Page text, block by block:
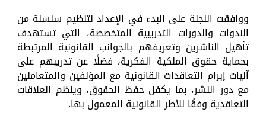
ووافقت اللجنة على البدء في الإعداد لتنظيم سلسلة من
الندوات والدورات التدريبية المتخصصة، التي تستهدف
تأهيل الناشرين وتعريفهم بالجوانب القانونية المرتبطة
بحماية حقوق الملكية الفكرية، فضلًا عن تدريبهم على
آليات إبرام التعاقدات القانونية مع المؤلفين والمتعاملين
مع دور النشر، بما يكفل حفظ الحقوق، وينظم العلاقات
التعاقدية وفقًا للأطر القانونية المعمول بها.